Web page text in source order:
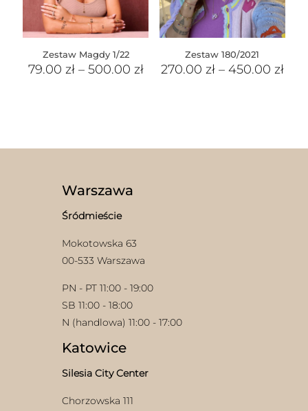
Zestaw Magdy 1/22
79.00 zł– 500.00 zł
Zestaw 180/2021
270.00 zł– 450.00 zł
Warszawa
Śródmieście
Mokotowska 63
00-533 Warszawa
PN - PT 11:00 - 19:00
SB 11:00 - 18:00
N (handlowa) 11:00 - 17:00
Katowice
Silesia City Center
Chorzowska 111